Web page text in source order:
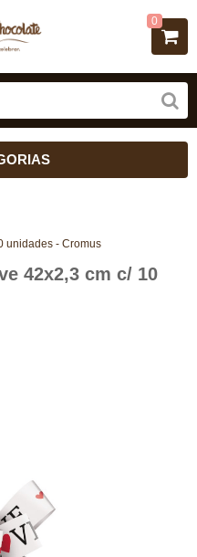
0
unidades - Cromus
42x2,3 cm c/ 10